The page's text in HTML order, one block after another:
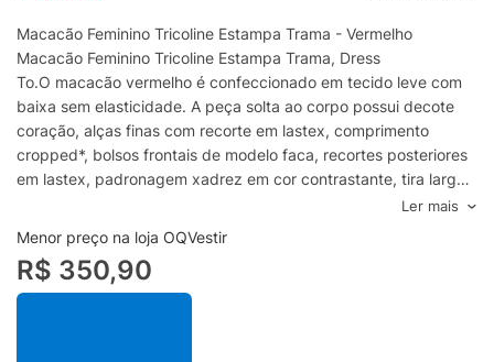
Macacão Feminino Tricoline Estampa Trama - Vermelho
Macacão Feminino Tricoline Estampa Trama, Dress
To.O macacão vermelho é confeccionado em tecido leve com
baixa sem elasticidade. A peça solta ao corpo possui decote
coração, alças finas com recorte em lastex, comprimento
cropped*, bolsos frontais de modelo faca, recortes posteriores
em lastex, padronagem xadrez em cor contrastante, tira larga
embutida para amarração frontal e fechamento posterior por
zíper invisível.Especificações & Cuidados:Lavar à
mão.Composição: 100% AlgodãoCor: VermelhoMarca: Dress
To*Cropped: comprimento curto.
Ler mais
Menor preço na loja OQVestir
R$ 350,90